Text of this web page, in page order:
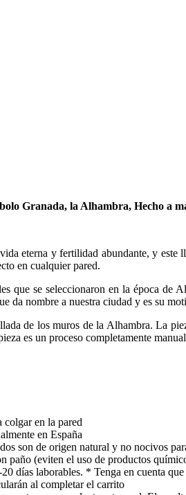
Granada, la Alhambra, Hecho a
eterna y fertilidad abundante, y este
en cualquier pared.
que se seleccionaron en la época de
da nombre a nuestra ciudad y es su
de los muros de la Alhambra. La
es un proceso completamente
colgar en la pared
en España
son de origen natural y no nocivos
paño (eviten el uso de productos
días laborables. * Tenga en cuenta
al completar el carrito